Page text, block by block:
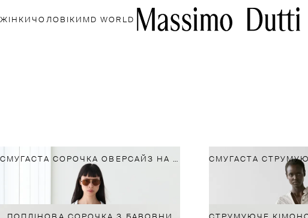
ЖІНКИЧОЛОВІКИ MD WORLD
СМУГАСТА СОРОЧКА ОВЕРСАЙЗ НА ОСНОВІ ЛЬНЯНОЇ ТКАНИНИ